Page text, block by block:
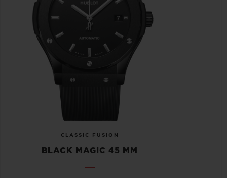
CLASSIC FUSION
BLACK MAGIC 45 MM